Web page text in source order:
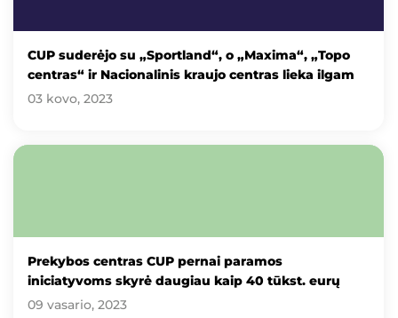
CUP suderėjo su „Sportland“, o „Maxima“, „Topo
centras“ ir Nacionalinis kraujo centras lieka ilgam
03 kovo, 2023
Prekybos centras CUP pernai paramos
iniciatyvoms skyrė daugiau kaip 40 tūkst. eurų
09 vasario, 2023